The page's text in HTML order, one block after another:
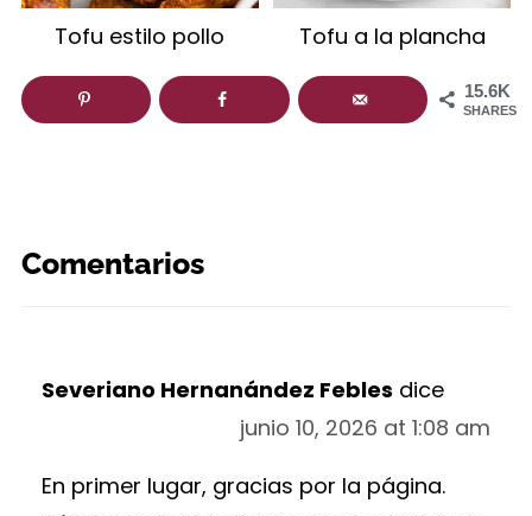
Tofu estilo pollo Tofu a la plancha
15.6K
SHARES
Comentarios
Severiano Hernanández Febles dice
junio 10, 2026 at 1:08 am
En primer lugar, gracias por la página.